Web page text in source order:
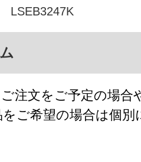
LSEB3247K
注文をご予定の場合
ご希望の場合は個別